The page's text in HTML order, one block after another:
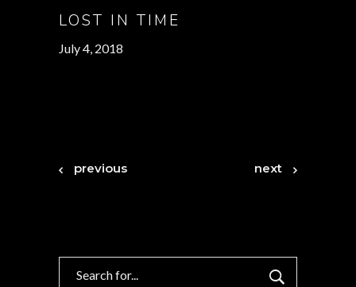
LOST IN TIME
July 4, 2018
previous next